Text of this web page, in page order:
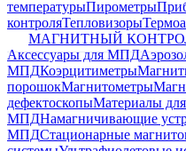
температурыПирометры
контроляТепловизоры
МАГНИТНЫЙ
Аксессуары для МПД
МПДКоэрцитиметры
порошокМагнитометры
дефектоскопыМатериалы
МПДНамагничивающие
МПДСтационарные